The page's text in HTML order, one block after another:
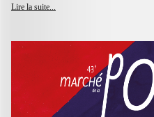
Lire la suite...